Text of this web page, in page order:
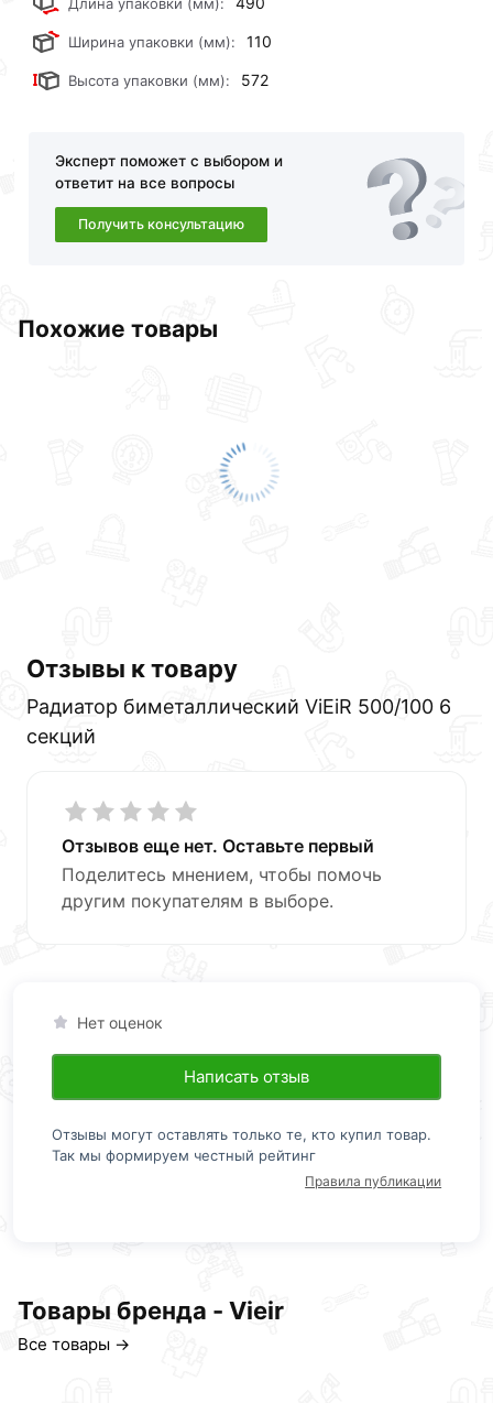
биметаллический ViEiR 500/100 6 секций
действительны в Москве и области.
Наши профессиональные менеджеры обработают
онлайн заказа рекомендуем ознакомиться с
описанием, характеристиками и отзывами.
Данний товар от производителя
сертифицирован,
Ширина упаковки (мм): 110
Высота упаковки (мм): 572
Эксперт поможет с выбором и
ответит на все вопросы
Получить консультацию
Похожие товары
Отзывы к товару
Радиатор биметаллический ViEiR 500/100 6
секций
Отзывов еще нет. Оставьте первый
Поделитесь мнением, чтобы помочь
другим покупателям в выборе.
Нет оценок
Написать отзыв
Отзывы могут оставлять только те, кто купил товар.
Так мы формируем честный рейтинг
Правила публикации
Товары бренда - Vieir
Все товары →